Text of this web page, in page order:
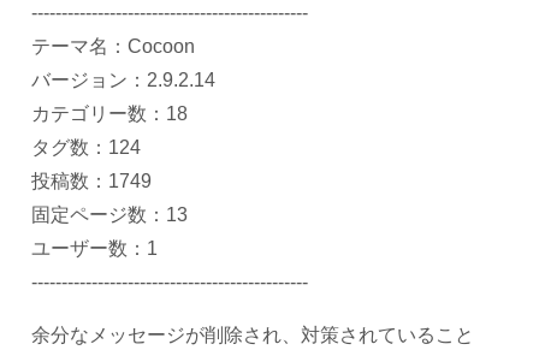
----------------------------------------------
テーマ名：Cocoon
バージョン：2.9.2.14
カテゴリー数：18
タグ数：124
投稿数：1749
固定ページ数：13
ユーザー数：1
----------------------------------------------
余分なメッセージが削除され、対策されていること